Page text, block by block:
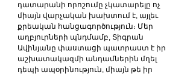
դատարանի որոշումը չկատարելը ոչ
միայն վարչական խախտում է, այլեւ
քրեական հանցագործություն։ Մեր
աղբյուրների պնդմամբ, Տիգրան
Ավինյանը փաստացի պատրաստ է իր
աշխատակազմի անդամներին մղել
դեպի ապօրինություն, միայն թե իր